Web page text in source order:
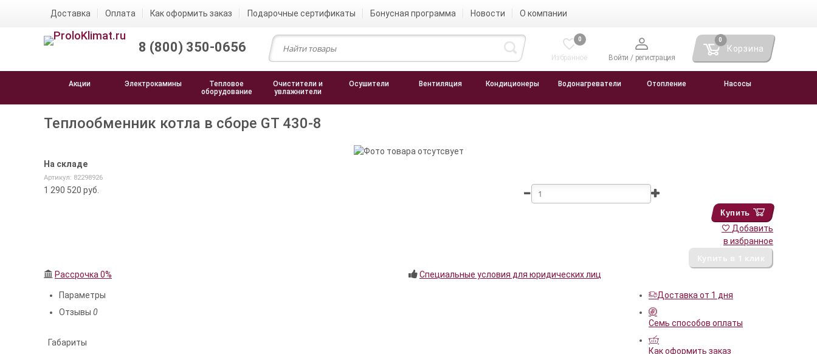
Доставка Оплата Как оформить заказ Подарочные сертификаты Бонусная программа Новости О компании
8 (800) 350-0656
0
Избранное Войти / регистрация
0
Корзина
Акции Электрокамины
Тепловое
оборудование
Очистители и
увлажнители
Осушители Вентиляция Кондиционеры Водонагреватели Отопление Насосы
Теплообменник котла в сборе GT 430-8
На складе
Артикул: 82298926
1 290 520 руб.
Купить
Добавить
в избранное
Рассрочка 0% Специальные условия для юридических лиц
Доставка от 1 дня
Семь способов оплаты
Как оформить заказ
Параметры
Отзывы 0
Габариты